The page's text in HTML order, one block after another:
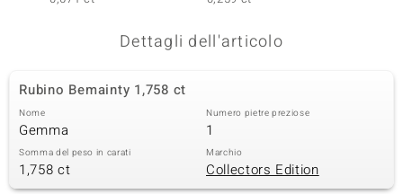
Classics
Dettagli dell'articolo
Rubino Bemainty 1,758 ct
Nome
Gemma
Numero pietre preziose
1
Somma del peso in carati
1,758 ct
Marchio
Collectors Edition